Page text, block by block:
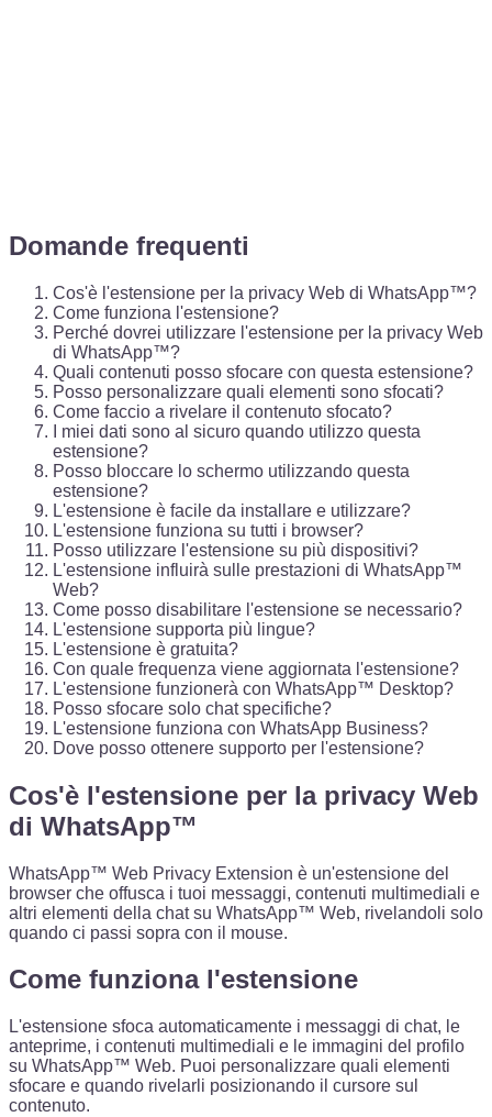
Domande frequenti
Cos'è l'estensione per la privacy Web di WhatsApp™?
Come funziona l'estensione?
Perché dovrei utilizzare l'estensione per la privacy Web
di WhatsApp™?
Quali contenuti posso sfocare con questa estensione?
Posso personalizzare quali elementi sono sfocati?
Come faccio a rivelare il contenuto sfocato?
I miei dati sono al sicuro quando utilizzo questa
estensione?
Posso bloccare lo schermo utilizzando questa
estensione?
L'estensione è facile da installare e utilizzare?
L'estensione funziona su tutti i browser?
Posso utilizzare l'estensione su più dispositivi?
L'estensione influirà sulle prestazioni di WhatsApp™
Web?
Come posso disabilitare l'estensione se necessario?
L'estensione supporta più lingue?
L'estensione è gratuita?
Con quale frequenza viene aggiornata l'estensione?
L'estensione funzionerà con WhatsApp™ Desktop?
Posso sfocare solo chat specifiche?
L'estensione funziona con WhatsApp Business?
Dove posso ottenere supporto per l'estensione?
Cos'è l'estensione per la privacy Web
di WhatsApp™
WhatsApp™ Web Privacy Extension è un'estensione del
browser che offusca i tuoi messaggi, contenuti multimediali e
altri elementi della chat su WhatsApp™ Web, rivelandoli solo
quando ci passi sopra con il mouse.
Come funziona l'estensione
L'estensione sfoca automaticamente i messaggi di chat, le
anteprime, i contenuti multimediali e le immagini del profilo
su WhatsApp™ Web. Puoi personalizzare quali elementi
sfocare e quando rivelarli posizionando il cursore sul
contenuto.